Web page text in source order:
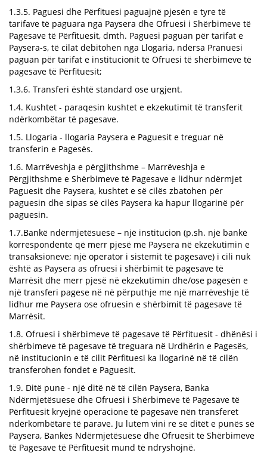
1.3.5. Paguesi dhe Përfituesi paguajnë pjesën e tyre të
tarifave të paguara nga Paysera dhe Ofruesi i Shërbimeve të
Pagesave të Përfituesit, dmth. Paguesi paguan për tarifat e
Paysera-s, të cilat debitohen nga Llogaria, ndërsa Pranuesi
paguan për tarifat e institucionit të Ofruesi të shërbimeve të
pagesave të Përfituesit;
1.3.6. Transferi është standard ose urgjent.
1.4. Kushtet - paraqesin kushtet e ekzekutimit të transferit
ndërkombëtar të pagesave.
1.5. Llogaria - llogaria Paysera e Paguesit e treguar në
transferin e Pagesës.
1.6. Marrëveshja e përgjithshme – Marrëveshja e
Përgjithshme e Shërbimeve të Pagesave e lidhur ndërmjet
Paguesit dhe Paysera, kushtet e së cilës zbatohen për
paguesin dhe sipas së cilës Paysera ka hapur llogarinë për
paguesin.
1.7.Bankë ndërmjetësuese – një institucion (p.sh. një bankë
korrespondente që merr pjesë me Paysera në ekzekutimin e
transaksioneve; një operator i sistemit të pagesave) i cili nuk
është as Paysera as ofruesi i shërbimit të pagesave të
Marrësit dhe merr pjesë në ekzekutimin dhe/ose pagesën e
një transferi pagese në në përputhje me një marrëveshje të
lidhur me Paysera ose ofruesin e shërbimit të pagesave të
Marrësit.
1.8. Ofruesi i shërbimeve të pagesave të Përfituesit - dhënësi i
shërbimeve të pagesave të treguara në Urdhërin e Pagesës,
në institucionin e të cilit Përfituesi ka llogarinë në të cilën
transferohen fondet e Paguesit.
1.9. Ditë pune - një ditë në të cilën Paysera, Banka
Ndërmjetësuese dhe Ofruesi i Shërbimeve të Pagesave të
Përfituesit kryejnë operacione të pagesave nën transferet
ndërkombëtare të parave. Ju lutem vini re se ditët e punës së
Paysera, Bankës Ndërmjetësuese dhe Ofruesit të Shërbimeve
të Pagesave të Përfituesit mund të ndryshojnë.